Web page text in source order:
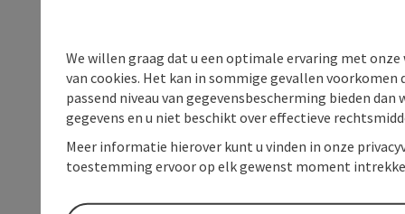
We willen graag dat u een optimale ervaring met
van cookies. Het kan in sommige gevallen voorkomen
passend niveau van gegevensbescherming bieden
gegevens en u niet beschikt over effectieve
Meer informatie hierover kunt u vinden in onze
toestemming ervoor op elk gewenst moment